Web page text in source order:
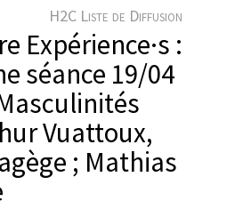
H2C Liste de Diffusion
Expérience·s :
séance 19/04
Vuattoux,
; Mathias